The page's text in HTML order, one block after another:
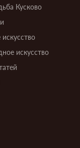
Кусково
искусство